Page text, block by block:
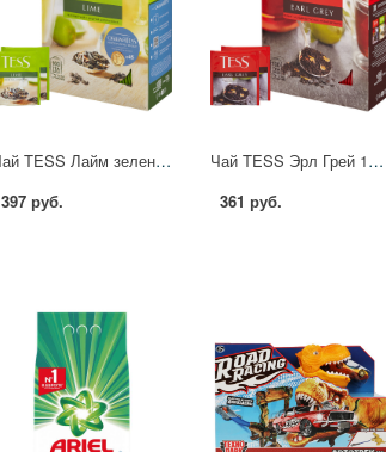
Чай TESS Лайм зеленый с добавками 100 пак/уп, 0920-09 362485
397 руб.
Чай TESS Эрл Грей 100 пак/уп 730058
361 руб.